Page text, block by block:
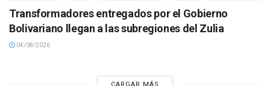
Transformadores entregados por el Gobierno
Bolivariano llegan a las subregiones del Zulia
04/08/2026